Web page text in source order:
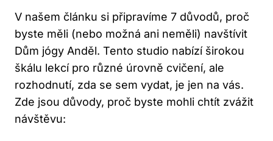
V našem článku si připravíme 7 důvodů, proč
byste měli (nebo možná ani neměli) navštívit
Dům jógy Anděl. Tento studio nabízí širokou
škálu lekcí pro různé úrovně cvičení, ale
rozhodnutí, zda se sem vydat, je jen na vás.
Zde jsou důvody, proč byste mohli chtít zvážit
návštěvu: